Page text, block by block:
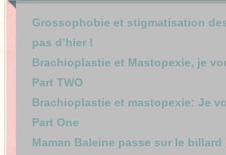
Grossophobie et stigmatisation
pas d’hier !
Brachioplastie et Mastopexie, je
Part TWO
Brachioplastie et mastopexie: Je
Part One
Maman Baleine passe sur le